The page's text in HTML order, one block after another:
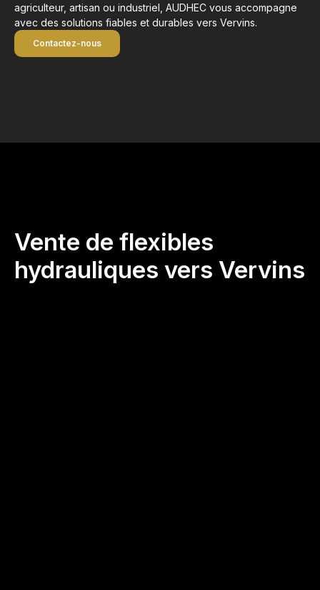
agriculteur, artisan ou industriel, AUDHEC vous accompagne
avec des solutions fiables et durables vers Vervins.
Contactez-nous
Vente de flexibles
hydrauliques vers Vervins